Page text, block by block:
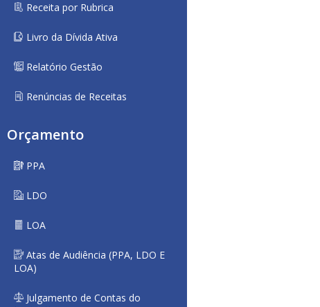
Receita por Rubrica
Livro da Dívida Ativa
Relatório Gestão
Renúncias de Receitas
Orçamento
PPA
LDO
LOA
Atas de Audiência (PPA, LDO E
LOA)
Julgamento de Contas do